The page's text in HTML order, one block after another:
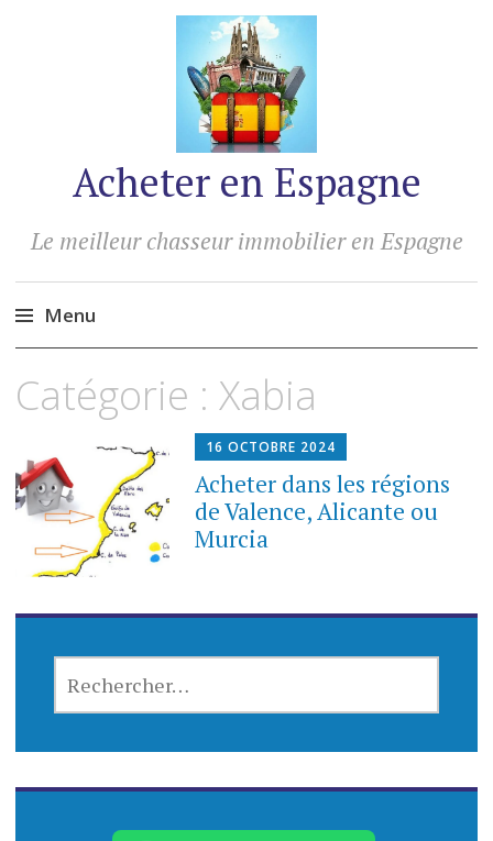
Acheter en Espagne
Le meilleur chasseur immobilier en Espagne
Menu
au
Catégorie : Xabia
16 OCTOBRE 2024
Acheter dans les régions
de Valence, Alicante ou
Murcia
H